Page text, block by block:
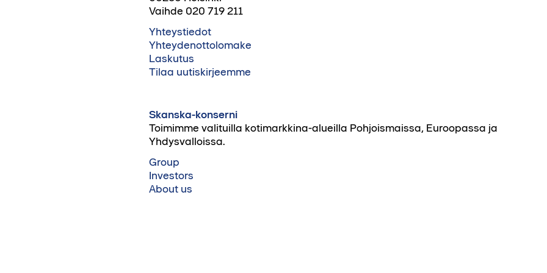
Vaihde 020 719 211
Yhteystiedot
Yhteydenottolomake
Laskutus
Tilaa uutiskirjeemme
Skanska-konserni
Toimimme valituilla kotimarkkina-alueilla Pohjoismaissa, Euroopassa ja
Yhdysvalloissa.
Group
Investors
About us